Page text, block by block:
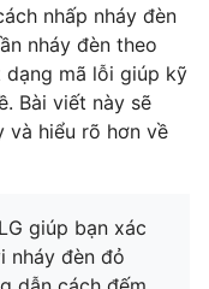
nhấp nháy đèn
nháy đèn theo
mã lỗi giúp kỹ
Bài viết này sẽ
và hiểu rõ hơn về
giúp bạn xác
nháy đèn đỏ